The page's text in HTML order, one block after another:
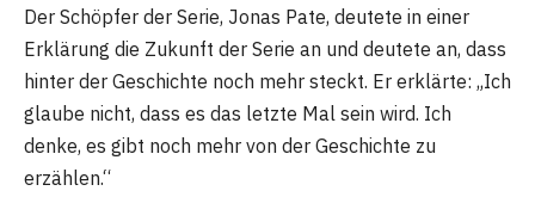
Der Schöpfer der Serie, Jonas Pate, deutete in einer
Erklärung die Zukunft der Serie an und deutete an, dass
hinter der Geschichte noch mehr steckt. Er erklärte: „Ich
glaube nicht, dass es das letzte Mal sein wird. Ich
denke, es gibt noch mehr von der Geschichte zu
erzählen.“